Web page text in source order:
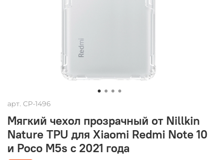
арт. CP-1496
Мягкий чехол прозрачный от Nillkin
Nature TPU для Xiaomi Redmi Note 10
и Poco M5s с 2021 года